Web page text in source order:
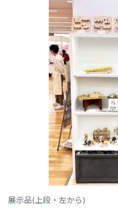
展示品(上段・左から)